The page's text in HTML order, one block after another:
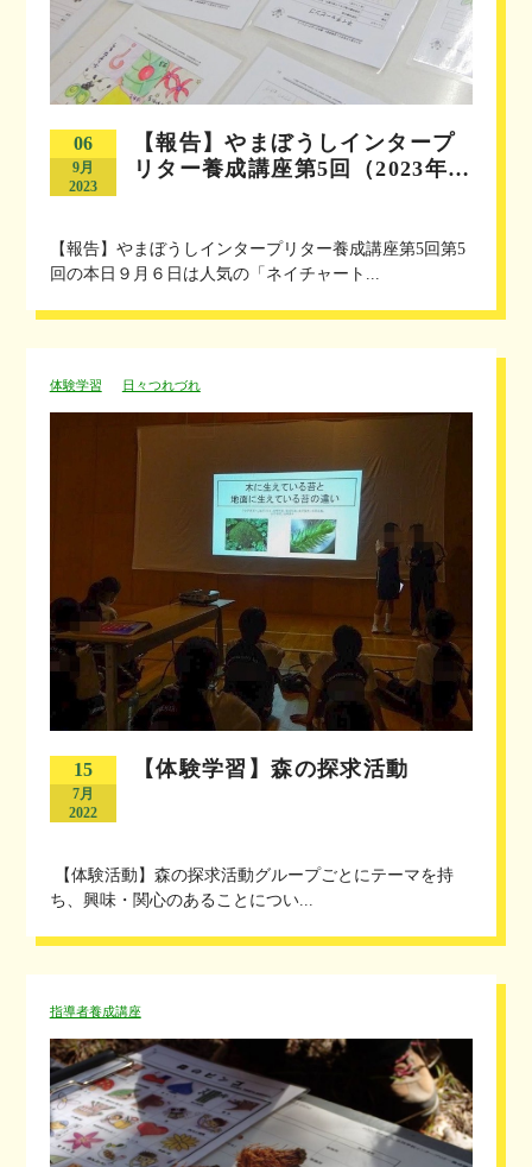
06
9月
2023
【報告】やまぼうしインタープ
リター養成講座第5回（2023年…
【報告】やまぼうしインタープリター養成講座第5回第5
回の本日９月６日は人気の「ネイチャート...
体験学習 日々つれづれ
15
7月
2022
【体験学習】森の探求活動
【体験活動】森の探求活動グループごとにテーマを持
ち、興味・関心のあることについ...
指導者養成講座